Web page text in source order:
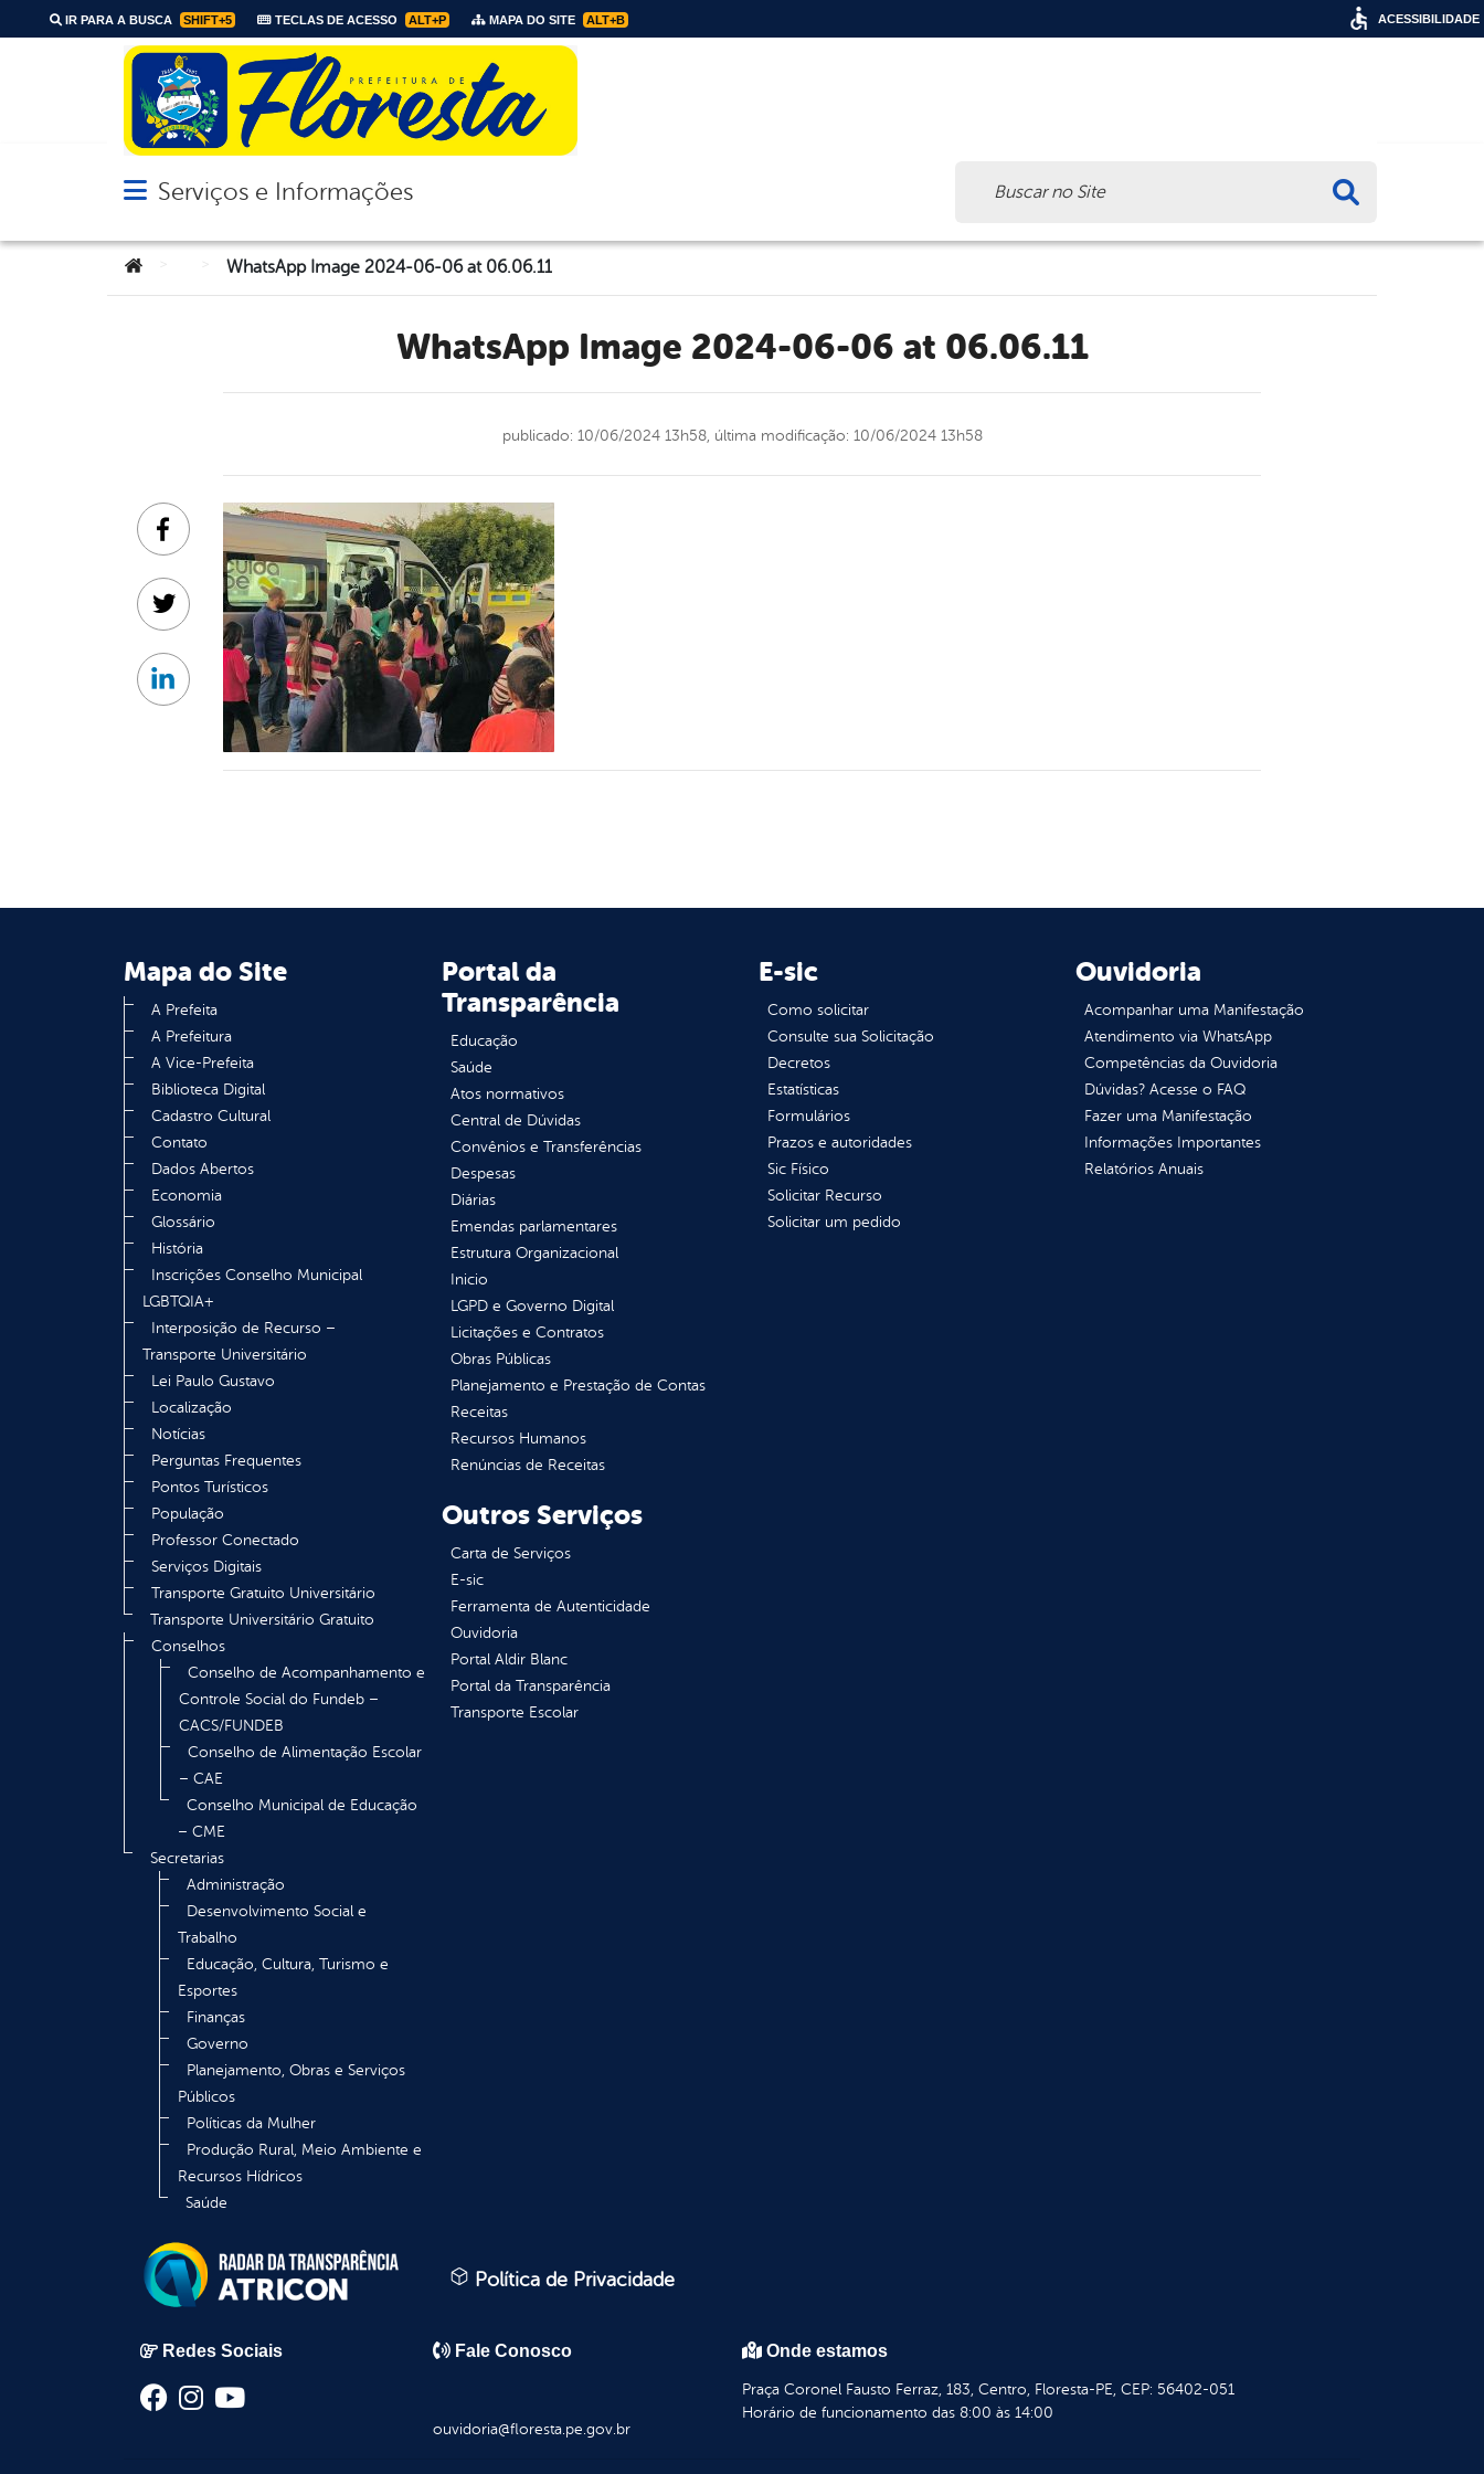
IR PARA A BUSCA SHIFT+5 TECLAS DE ACESSO ALT+P MAPA DO SITE ALT+B
Abrir menu principal de navegação
Serviços e Informações
Você está aqui:WhatsApp Image 2024-06-06 at 06.06.11
WhatsApp Image 2024-06-06 at 06.06.11
publicado: 10/06/2024 13h58, última modificação: 10/06/2024 13h58
Facebook
Twitter
Linkedin
Mapa do Site
A Prefeita
A Prefeitura
A Vice-Prefeita
Biblioteca Digital
Cadastro Cultural
Contato
Dados Abertos
Economia
Glossário
História
Inscrições Conselho Municipal
LGBTQIA+
Interposição de Recurso –
Transporte Universitário
Lei Paulo Gustavo
Localização
Notícias
Perguntas Frequentes
Pontos Turísticos
População
Professor Conectado
Serviços Digitais
Transporte Gratuito Universitário
Transporte Universitário Gratuito
Conselhos
Conselho de Acompanhamento e
Controle Social do Fundeb –
CACS/FUNDEB
Conselho de Alimentação Escolar
– CAE
Conselho Municipal de Educação
– CME
Secretarias
Administração
Desenvolvimento Social e
Trabalho
Educação, Cultura, Turismo e
Esportes
Finanças
Governo
Planejamento, Obras e Serviços
Públicos
Políticas da Mulher
Produção Rural, Meio Ambiente e
Recursos Hídricos
Saúde
Portal da
Transparência
Educação
Saúde
Atos normativos
Central de Dúvidas
Convênios e Transferências
Despesas
Diárias
Emendas parlamentares
Estrutura Organizacional
Inicio
LGPD e Governo Digital
Licitações e Contratos
Obras Públicas
Planejamento e Prestação de Contas
Receitas
Recursos Humanos
Renúncias de Receitas
E-sic
Como solicitar
Consulte sua Solicitação
Decretos
Estatísticas
Formulários
Prazos e autoridades
Sic Físico
Solicitar Recurso
Solicitar um pedido
Ouvidoria
Acompanhar uma Manifestação
Atendimento via WhatsApp
Competências da Ouvidoria
Dúvidas? Acesse o FAQ
Fazer uma Manifestação
Informações Importantes
Relatórios Anuais
Outros Serviços
Carta de Serviços
E-sic
Ferramenta de Autenticidade
Ouvidoria
Portal Aldir Blanc
Portal da Transparência
Transporte Escolar
Política de Privacidade
Redes Sociais Fale Conosco
ouvidoria@floresta.pe.gov.br
Onde estamos
Praça Coronel Fausto Ferraz, 183, Centro, Floresta-PE, CEP: 56402-051
Horário de funcionamento das 8:00 às 14:00
ACESSIBILIDADE